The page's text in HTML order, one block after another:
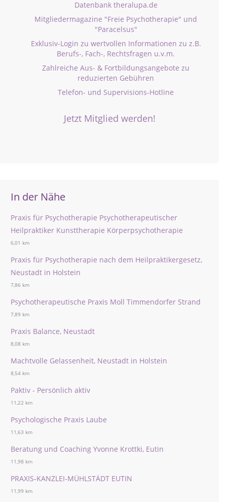
Datenbank theralupa.de
Mitgliedermagazine "Freie Psychotherapie" und
"Paracelsus"
Exklusiv-Login zu wertvollen Informationen zu z.B.
Berufs-, Fach-, Rechtsfragen u.v.m.
Zahlreiche Aus- & Fortbildungsangebote zu
reduzierten Gebühren
Telefon- und Supervisions-Hotline
Jetzt Mitglied werden!
In der Nähe
Praxis für Psychotherapie Psychotherapeutischer
Heilpraktiker Kunsttherapie Körperpsychotherapie
6,01 km
Praxis für Psychotherapie nach dem Heilpraktikergesetz,
Neustadt in Holstein
7,86 km
Psychotherapeutische Praxis Moll Timmendorfer Strand
7,89 km
Praxis Balance, Neustadt
8,08 km
Machtvolle Gelassenheit, Neustadt in Holstein
8,54 km
Paktiv - Persönlich aktiv
11,22 km
Psychologische Praxis Laube
11,63 km
Beratung und Coaching Yvonne Krottki, Eutin
11,98 km
PRAXIS-KANZLEI-MÜHLSTÄDT EUTIN
11,99 km